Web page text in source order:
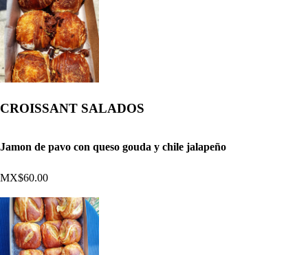
CROISSANT SALADOS
Jamon de pavo con queso gouda y chile jalapeño
MX$60.00